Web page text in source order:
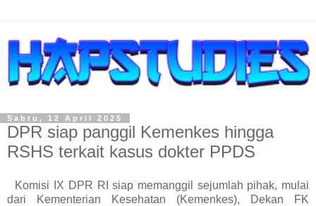
Sabtu, 12 April 2025
DPR siap panggil Kemenkes hingga
RSHS terkait kasus dokter PPDS
Komisi IX DPR RI siap memanggil sejumlah pihak, mulai
dari Kementerian Kesehatan (Kemenkes), Dekan FK